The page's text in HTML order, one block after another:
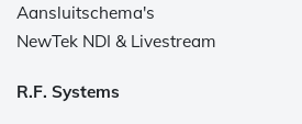
Aansluitschema's
NewTek NDI & Livestream
R.F. Systems